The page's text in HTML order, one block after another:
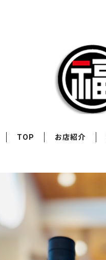
TOP お店紹介